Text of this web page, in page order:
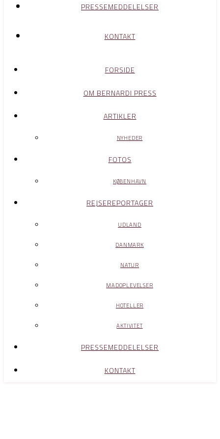
PRESSEMEDDELELSER
KONTAKT
FORSIDE
OM BERNARDI PRESS
ARTIKLER
NYHEDER
FOTOS
KØBENHAVN
REJSEREPORTAGER
UDLAND
DANMARK
NATUR
MADOPLEVELSER
HOTELLER
AKTIVITET
PRESSEMEDDELELSER
KONTAKT